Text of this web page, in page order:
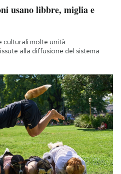
usano libbre, miglia e
culturali molte unità
alla diffusione del sistema